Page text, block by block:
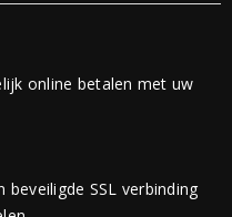
online betalen met uw
beveiligde SSL verbinding